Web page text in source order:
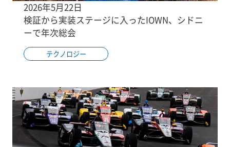
2026年5月22日
検証から実装ステージに入ったIOWN、シドニ
ーで年次総会
テクノロジー